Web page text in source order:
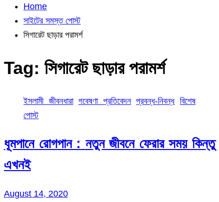
Home
সাইটের সমস্ত পোস্ট
সিগারেট ছাড়ার পরামর্শ
Tag: সিগারেট ছাড়ার পরামর্শ
ইসলামী জীবনধারা গবেষণা প্রতিবেদন প্রবন্ধ-নিবন্ধ বিশেষ
পোস্ট
ধূমপানে রোগপান : নতুন জীবনে ফেরার সময় কিন্তু
এখনই
August 14, 2020